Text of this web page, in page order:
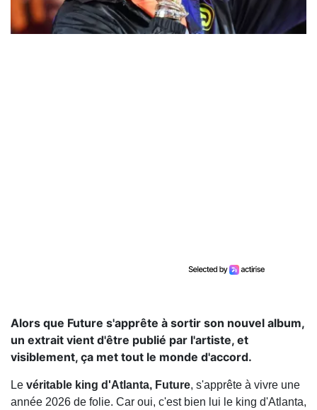
Alors que Future s'apprête à sortir son nouvel album,
un extrait vient d'être publié par l'artiste, et
visiblement, ça met tout le monde d'accord.
Le véritable king d'Atlanta, Future, s'apprête à vivre une
année 2026 de folie. Car oui, c'est bien lui le king d'Atlanta,